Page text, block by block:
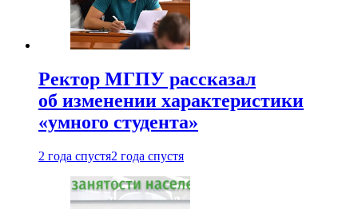
Ректор МГПУ рассказал
об изменении характеристики
«умного студента»
2 года спустя2 года спустя